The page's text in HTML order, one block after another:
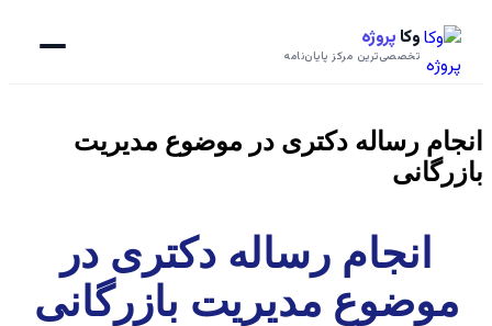
وکا پروژه
تخصصی‌ترین مرکز پایان‌نامه
انجام رساله دکتری در موضوع مدیریت
بازرگانی
انجام رساله دکتری در
موضوع مدیریت بازرگانی